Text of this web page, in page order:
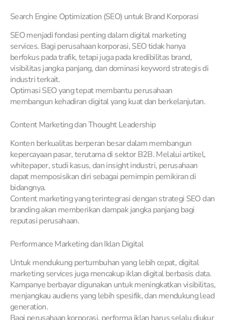
Search Engine Optimization (SEO) untuk Brand Korporasi
SEO menjadi fondasi penting dalam digital marketing
services. Bagi perusahaan korporasi, SEO tidak hanya
berfokus pada trafik, tetapi juga pada kredibilitas brand,
visibilitas jangka panjang, dan dominasi keyword strategis di
industri terkait.
Optimasi SEO yang tepat membantu perusahaan
membangun kehadiran digital yang kuat dan berkelanjutan.
Content Marketing dan Thought Leadership
Konten berkualitas berperan besar dalam membangun
kepercayaan pasar, terutama di sektor B2B. Melalui artikel,
whitepaper, studi kasus, dan insight industri, perusahaan
dapat memposisikan diri sebagai pemimpin pemikiran di
bidangnya.
Content marketing yang terintegrasi dengan strategi SEO dan
branding akan memberikan dampak jangka panjang bagi
reputasi perusahaan.
Performance Marketing dan Iklan Digital
Untuk mendukung pertumbuhan yang lebih cepat, digital
marketing services juga mencakup iklan digital berbasis data.
Kampanye berbayar digunakan untuk meningkatkan visibilitas,
menjangkau audiens yang lebih spesifik, dan mendukung lead
generation.